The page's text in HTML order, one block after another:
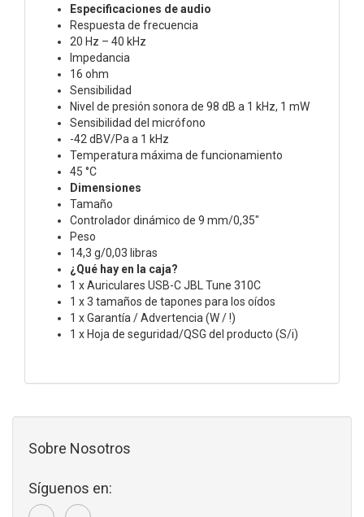
Especificaciones de audio
Respuesta de frecuencia
20 Hz – 40 kHz
Impedancia
16 ohm
Sensibilidad
Nivel de presión sonora de 98 dB a 1 kHz, 1 mW
Sensibilidad del micrófono
-42 dBV/Pa a 1 kHz
Temperatura máxima de funcionamiento
45 °C
Dimensiones
Tamaño
Controlador dinámico de 9 mm/0,35"
Peso
14,3 g/0,03 libras
¿Qué hay en la caja?
1 x Auriculares USB-C JBL Tune 310C
1 x 3 tamaños de tapones para los oídos
1 x Garantía / Advertencia (W / !)
1 x Hoja de seguridad/QSG del producto (S/i)
Sobre Nosotros
Síguenos en: